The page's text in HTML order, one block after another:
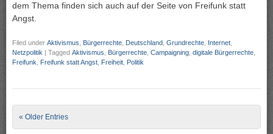
dem Thema finden sich auch auf der Seite von Freifunk statt
Angst.
Filed under Aktivismus Bürgerrechte Deutschland Grundrechte Internet
Netzpolitik | Tagged Aktivismus Bürgerrechte Campaigning digitale Bürgerrechte
Freifunk
Freifunk statt Angst Freiheit Politik
Post navigation
« Older Entries